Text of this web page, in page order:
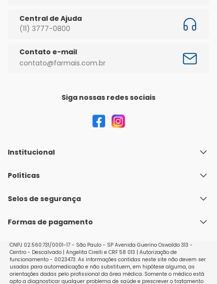
Central de Ajuda
(11) 3777-0800
Contato e-mail
contato@farmais.com.br
Siga nossas redes sociais
Institucional
Quem Somos
Nossas lojas
Políticas
Política de Envio
Políticas de Trocas e Devoluções
Selos de segurança
Formas de pagamento
CNPJ 02.560.731/0001-17 - São Paulo - SP Avenida Guerino Oswaldo 313 -
Centro - Descalvado | Angelita Cirelli e CRF 58 013 | Autorização de
funcionamento - 0023473. As informações contidas neste site não devem ser
usadas para automedicação e não substituem, em hipótese alguma, as
orientações dadas pelo profissional da área médica. Somente o médico está
apto a diagnosticar qualquer problema de saúde e prescrever o tratamento